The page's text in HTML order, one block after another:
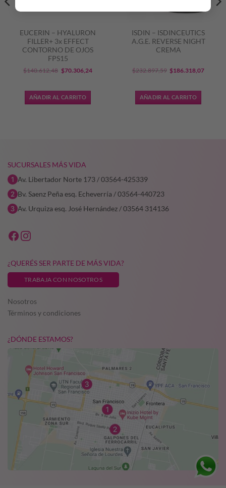
EUCERIN – HYALURON
FILLER+ 3x EFFECT
CONTORNO DE OJOS
FPS15
$140.612,48 El
original
era:
$70.306,24El
AÑADIR AL CARRITO
ISDIN – ISDINCEUTICS
A.G.E. REVERSE NIGHT
CREMA
$232.897,59 El
original
era:
$186.318,07El
AÑADIR AL CARRITO
SUCURSALES MÁS VIDA
Av. Libertador Norte 173 / 03564-425339
Bv. Saenz Peña esq. Echeverría / 03564-440723
Av. Urquiza esq. José Hernández / 03564 314136
¿QUERÉS SER PARTE DE MÁS VIDA?
TRABAJA CON NOSOTROS
Nosotros
Términos y condiciones
¿DÓNDE ESTAMOS?